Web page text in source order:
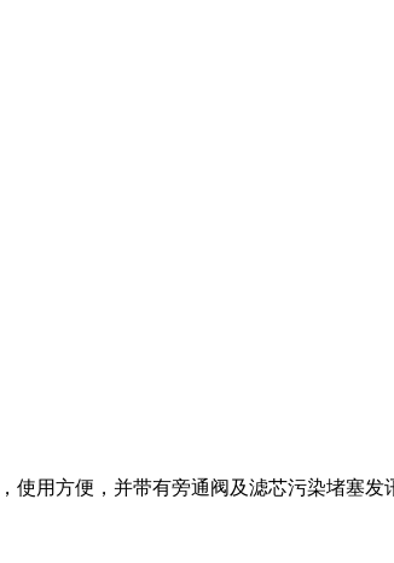
使用方便，并带有旁通阀及滤芯污染堵塞发